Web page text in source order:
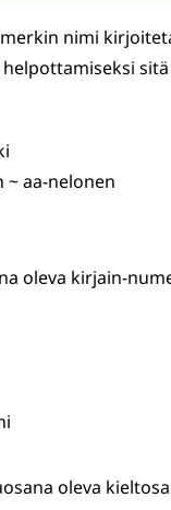
nimi
~ aa-nelonen
oleva kirjain-
oleva